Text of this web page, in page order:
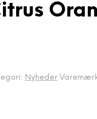
Nyheder